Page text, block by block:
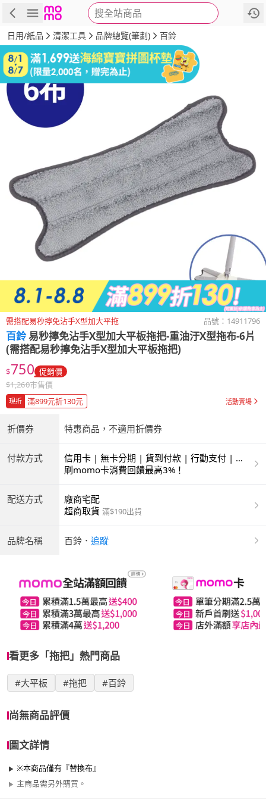
搜全站商品
商品 評價 詳情
日用/紙品 清潔工具 品牌總覽(筆劃) 百鈴
需搭配易秒擰免沾手X型加大平拖 品號： 14911796
百鈴易秒擰免沾手X型加大平板拖把-重油汙X型拖布-6片
(需搭配易秒擰免沾手X型加大平板拖把)
$750 促銷價
$1,260市售價
現折 滿899元折130元 活動賣場
折價券 特惠商品，不適用折價券
付款方式
信用卡 | 無卡分期 | 貨到付款 | 行動支付 | 超
商付款 | ATM | 銀聯卡
刷momo卡消費回饋最高3%！
配送方式
廠商宅配
超商取貨 滿$190出貨
品牌名稱 百鈴 ． 追蹤
看更多「拖把」熱門商品
#大平板 #拖把 #百鈴
尚無商品評價
圖文詳情
※本商品僅有『替換布』
主商品需另外購買。